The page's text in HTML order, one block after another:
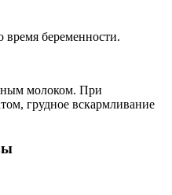
беременности.
молоком. При
грудное вскармливание